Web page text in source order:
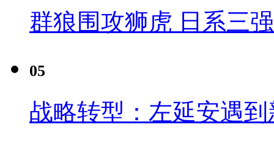
群狼围攻狮虎 日系三
05
战略转型：左延安遇